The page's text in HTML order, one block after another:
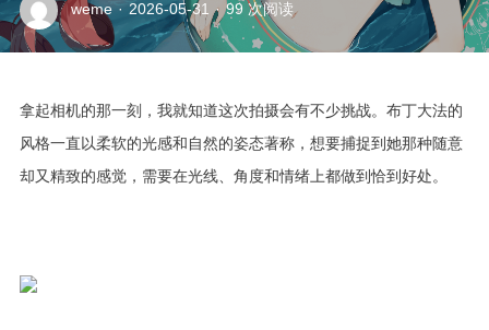
weme · 2026-05-31 · 99 次阅读
拿起相机的那一刻，我就知道这次拍摄会有不少挑战。布丁大法的
风格一直以柔软的光感和自然的姿态著称，想要捕捉到她那种随意
却又精致的感觉，需要在光线、角度和情绪上都做到恰到好处。
示
例
面